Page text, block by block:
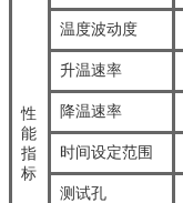
性
能
指
标
温度波动度
升温速率
降温速率
时间设定范围
测试孔